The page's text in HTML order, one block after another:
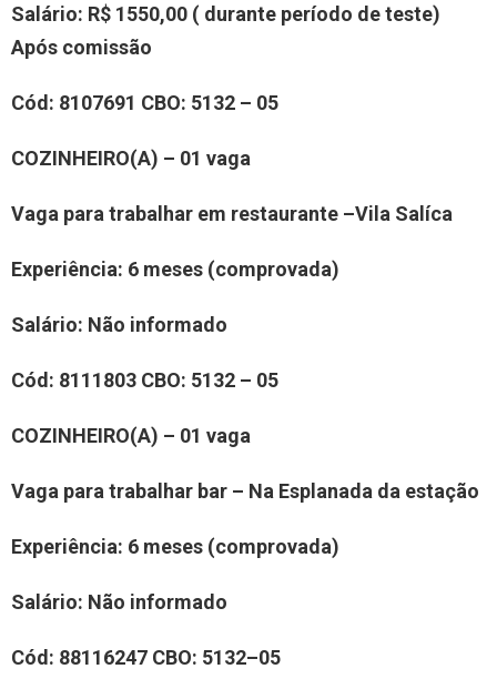
Salário: R$ 1550,00 ( durante período de teste)
Após comissão
Cód: 8107691 CBO: 5132 – 05
COZINHEIRO(A) – 01 vaga
Vaga para trabalhar em restaurante –Vila Salíca
Experiência: 6 meses (comprovada)
Salário: Não informado
Cód: 8111803 CBO: 5132 – 05
COZINHEIRO(A) – 01 vaga
Vaga para trabalhar bar – Na Esplanada da estação
Experiência: 6 meses (comprovada)
Salário: Não informado
Cód: 88116247 CBO: 5132–05